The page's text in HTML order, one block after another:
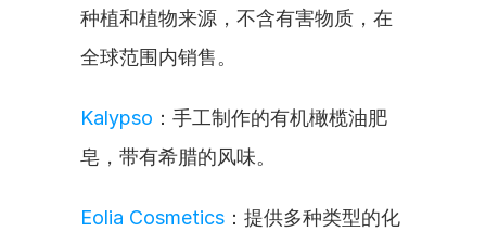
种植和植物来源，不含有害物质，在
全球范围内销售。
Kalypso ：手工制作的有机橄榄油肥
皂，带有希腊的风味。
Eolia Cosmetics ：提供多种类型的化